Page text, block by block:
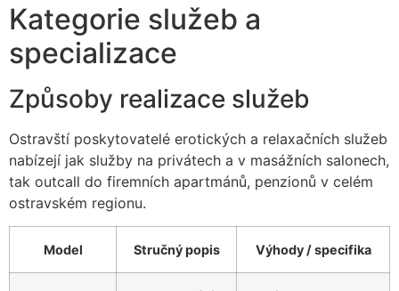
Kategorie služeb a
specializace
Způsoby realizace služeb
Ostravští poskytovatelé erotických a relaxačních služeb
nabízejí jak služby na privátech a v masážních salonech,
tak outcall do firemních apartmánů, penzionů v celém
ostravském regionu.
Model Stručný popis Výhody / specifika